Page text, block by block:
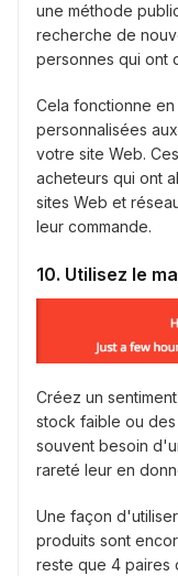
une méthode
recherche de
personnes qui ont
Cela fonctionne
personnalisées
votre site Web.
acheteurs qui ont
sites Web et
leur commande.
10. Utilisez le
Créez un
stock faible ou
souvent besoin
rareté leur en
Une façon
produits sont
reste que 4 paires